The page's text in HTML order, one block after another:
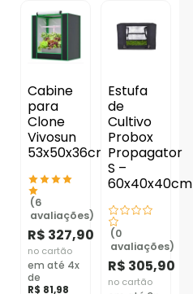
Cabine
para
Clone
Vivosun
53x50x36cm
(6
avaliações)
R$ 327,90
no cartão
em até 4x
de
R$ 81,98
Estufa
de
Cultivo
Probox
Propagator
S –
60x40x40cm
(0
avaliações)
R$ 305,90
no cartão